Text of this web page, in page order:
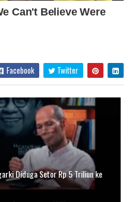
Facebook Twitter
Diduga Setor Rp 5 Triliun ke